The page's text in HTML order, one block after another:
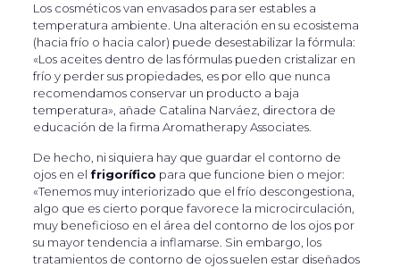
Los cosméticos van envasados para ser estables a
temperatura ambiente. Una alteración en su ecosistema
(hacia frío o hacia calor) puede desestabilizar la fórmula:
«Los aceites dentro de las fórmulas pueden cristalizar en
frío y perder sus propiedades, es por ello que nunca
recomendamos conservar un producto a baja
temperatura», añade Catalina Narváez, directora de
educación de la firma Aromatherapy Associates.
De hecho, ni siquiera hay que guardar el contorno de
ojos en el frigorífico para que funcione bien o mejor:
«Tenemos muy interiorizado que el frío descongestiona,
algo que es cierto porque favorece la microcirculación,
muy beneficioso en el área del contorno de los ojos por
su mayor tendencia a inflamarse. Sin embargo, los
tratamientos de contorno de ojos suelen estar diseñados